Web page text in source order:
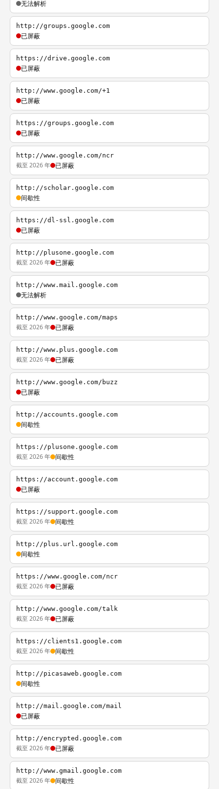
无法解析
http://groups.google.com
已屏蔽
https://drive.google.com
已屏蔽
http://www.google.com/+1
已屏蔽
https://groups.google.com
已屏蔽
http://www.google.com/ncr
截至 2026 年 已屏蔽
http://scholar.google.com
间歇性
https://dl-ssl.google.com
已屏蔽
http://plusone.google.com
截至 2026 年 已屏蔽
http://www.mail.google.com
无法解析
http://www.google.com/maps
截至 2026 年 已屏蔽
http://www.plus.google.com
截至 2026 年 已屏蔽
http://www.google.com/buzz
已屏蔽
http://accounts.google.com
间歇性
https://plusone.google.com
截至 2026 年 间歇性
https://account.google.com
已屏蔽
https://support.google.com
截至 2026 年 间歇性
http://plus.url.google.com
间歇性
https://www.google.com/ncr
截至 2026 年 已屏蔽
http://www.google.com/talk
截至 2026 年 已屏蔽
https://clients1.google.com
截至 2026 年 间歇性
http://picasaweb.google.com
间歇性
http://mail.google.com/mail
已屏蔽
http://encrypted.google.com
截至 2026 年 已屏蔽
http://www.gmail.google.com
截至 2026 年 间歇性